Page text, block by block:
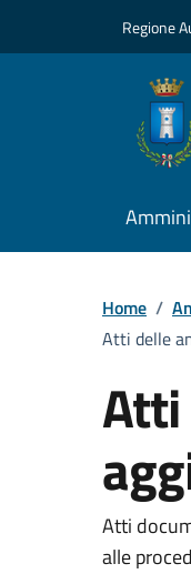
Regione
Home /
Atti delle
Dettaglio
Atti
alle